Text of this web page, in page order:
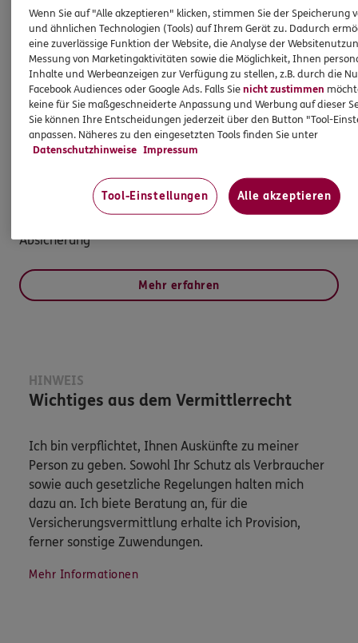
mit. Ich nehme regelmäßig an Schulungen und
Fortbildungen teil & sammele so kontinuierlich
Fachwissen & Knowhow. Ihr Stephan Hartung
Veranstalter-
Haftpflichtversicherung
versichern wir Ihre Veranstaltung: - Umfangreicher
Schutz gegen Haftungsrisiken - Maßgeschneidert für
Absicherung
Mehr erfahren
HINWEIS
Wichtiges aus dem Vermittlerrecht
Ich bin verpflichtet, Ihnen Auskünfte zu meiner
Person zu geben. Sowohl Ihr Schutz als Verbraucher
sowie auch gesetzliche Regelungen halten mich
dazu an. Ich biete Beratung an, für die
Versicherungsvermittlung erhalte ich Provision,
ferner sonstige Zuwendungen.
Mehr Informationen
Wenn Sie auf "Alle akzeptieren" klicken, stimmen Sie der Speicherung
und ähnlichen Technologien (Tools) auf Ihrem Gerät zu. Dadurch
eine zuverlässige Funktion der Website, die Analyse der
Messung von Marketingaktivitäten sowie die Möglichkeit, Ihnen
Inhalte und Werbeanzeigen zur Verfügung zu stellen, z.B. durch die
Facebook Audiences oder Google Ads. Falls Sienicht zustimmen
keine für Sie maßgeschneiderte Anpassung und Werbung auf dieser
Sie können Ihre Entscheidungen jederzeit über den Button "Tool-
anpassen. Näheres zu den eingesetzten Tools finden Sie unter
Datenschutzhinweise Impressum
Tool-Einstellungen Alle akzeptieren